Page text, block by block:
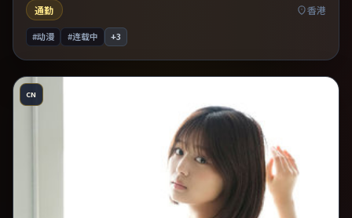
通勤
香港
#动漫 #连载中 +3
CN